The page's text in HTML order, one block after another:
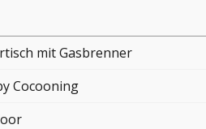
mit Gasbrenner
Cocooning